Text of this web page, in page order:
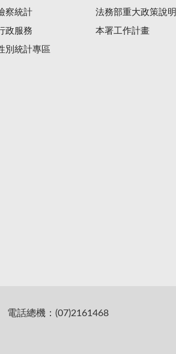
察統計
政服務
別統計專區
法務部重大政策說明
本署工作計畫
電話總機：(07)2161468